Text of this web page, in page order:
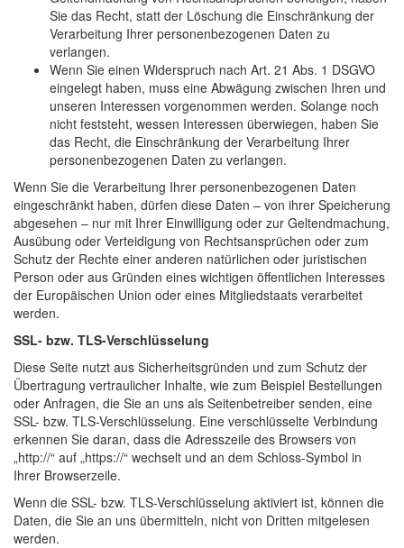
Sie das Recht, statt der Löschung die Einschränkung der
Verarbeitung Ihrer personenbezogenen Daten zu
verlangen.
Wenn Sie einen Widerspruch nach Art. 21 Abs. 1 DSGVO
eingelegt haben, muss eine Abwägung zwischen Ihren und
unseren Interessen vorgenommen werden. Solange noch
nicht feststeht, wessen Interessen überwiegen, haben Sie
das Recht, die Einschränkung der Verarbeitung Ihrer
personenbezogenen Daten zu verlangen.
Wenn Sie die Verarbeitung Ihrer personenbezogenen Daten
eingeschränkt haben, dürfen diese Daten – von ihrer Speicherung
abgesehen – nur mit Ihrer Einwilligung oder zur Geltendmachung,
Ausübung oder Verteidigung von Rechtsansprüchen oder zum
Schutz der Rechte einer anderen natürlichen oder juristischen
Person oder aus Gründen eines wichtigen öffentlichen Interesses
der Europäischen Union oder eines Mitgliedstaats verarbeitet
werden.
SSL- bzw. TLS-Verschlüsselung
Diese Seite nutzt aus Sicherheitsgründen und zum Schutz der
Übertragung vertraulicher Inhalte, wie zum Beispiel Bestellungen
oder Anfragen, die Sie an uns als Seitenbetreiber senden, eine
SSL- bzw. TLS-Verschlüsselung. Eine verschlüsselte Verbindung
erkennen Sie daran, dass die Adresszeile des Browsers von
„http://“ auf „https://“ wechselt und an dem Schloss-Symbol in
Ihrer Browserzeile.
Wenn die SSL- bzw. TLS-Verschlüsselung aktiviert ist, können die
Daten, die Sie an uns übermitteln, nicht von Dritten mitgelesen
werden.